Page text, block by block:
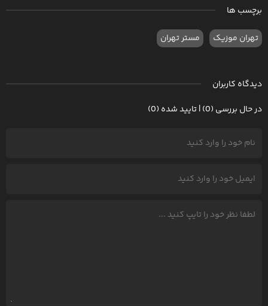
برچسب ها
تهران موزیک مستر تهران
دیدگاه کاربران
در حال بررسی (0) | تایید شده (0)